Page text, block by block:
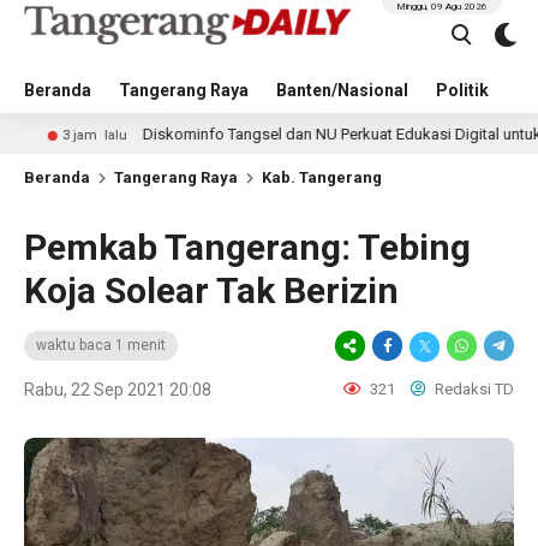
Beranda Tangerang Raya Banten/Nasional Politik
Minggu, 09 Agu 2026
jam lalu Diskominfo Tangsel dan NU Perkuat Edukasi Digital untuk Tangkal
Beranda Tangerang Raya Kab. Tangerang
Pemkab Tangerang: Tebing
Koja Solear Tak Berizin
waktu baca 1 menit
Rabu, 22 Sep 2021 20:08 321 Redaksi TD